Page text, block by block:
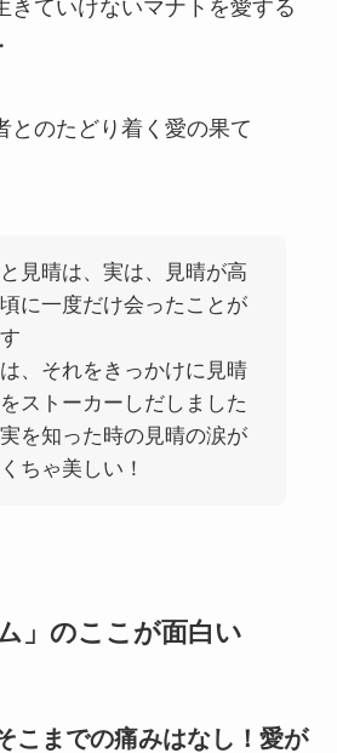
きていけないマナトを愛する
とのたどり着く愛の果て
見晴は、実は、見晴が高
に一度だけ会ったことが
、それをきっかけに見晴
ストーカーしだしました
を知った時の見晴の涙が
ちゃ美しい！
」のここが面白い
こまでの痛みはなし！愛が